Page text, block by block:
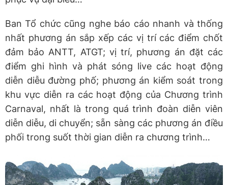
Ban Tổ chức cũng nghe báo cáo nhanh và thống
nhất phương án sắp xếp các vị trí các điểm chốt
đảm bảo ANTT, ATGT; vị trí, phương án đặt các
điểm ghi hình và phát sóng live các hoạt động
diễn diễu đường phố; phương án kiểm soát trong
khu vực diễn ra các hoạt động của Chương trình
Carnaval, nhất là trong quá trình đoàn diễn viên
diễn diễu, di chuyển; sẵn sàng các phương án điều
phối trong suốt thời gian diễn ra chương trình…